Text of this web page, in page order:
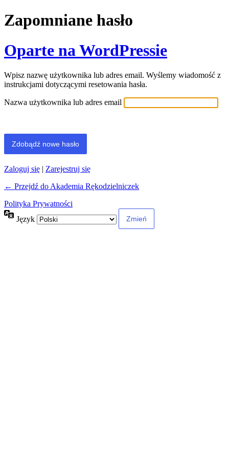
Zapomniane hasło
Oparte na WordPressie
Wpisz nazwę użytkownika lub adres email. Wyślemy wiadomość z
instrukcjami dotyczącymi resetowania hasła.
Nazwa użytkownika lub adres email
Zaloguj się | Zarejestruj się
← Przejdź do Akademia Rękodzielniczek
Polityka Prywatności
Język